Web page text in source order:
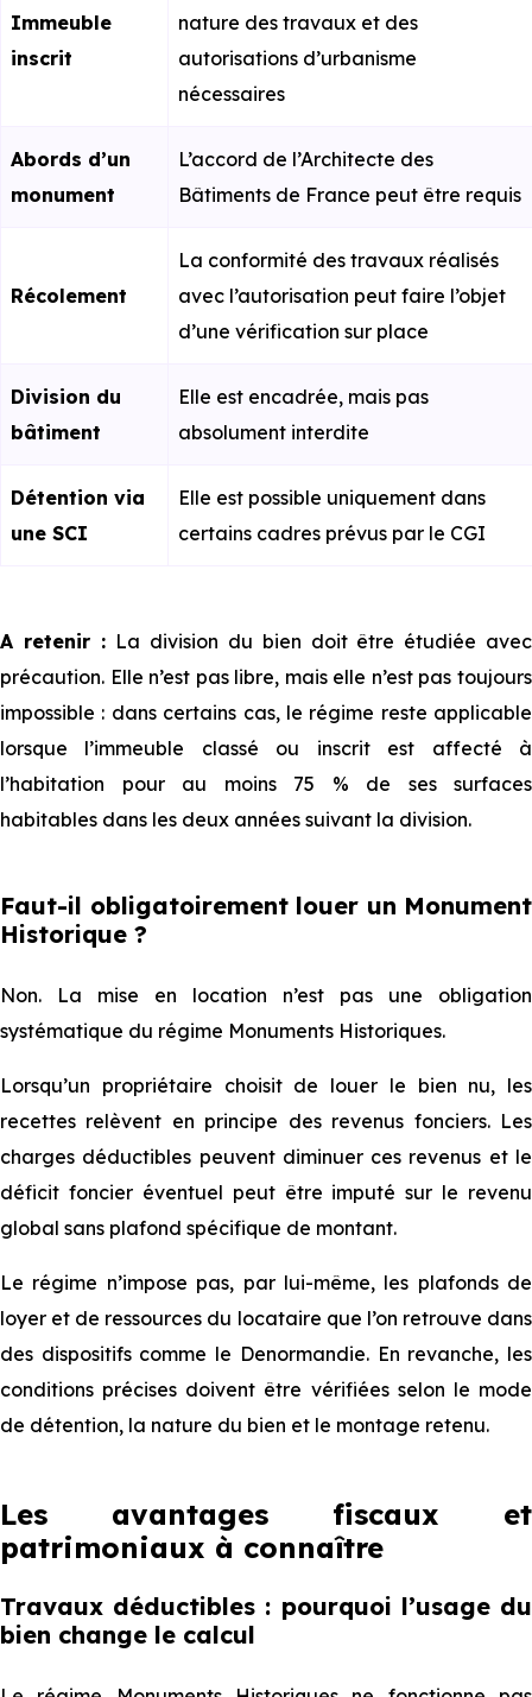
Immeuble
inscrit
nature des travaux et des
autorisations d’urbanisme
nécessaires
Abords d’un
monument
L’accord de l’Architecte des
Bâtiments de France peut être requis
Récolement
La conformité des travaux réalisés
avec l’autorisation peut faire l’objet
d’une vérification sur place
Division du
bâtiment
Elle est encadrée, mais pas
absolument interdite
Détention via
une SCI
Elle est possible uniquement dans
certains cadres prévus par le CGI
A retenir : La division du bien doit être étudiée avec
précaution. Elle n’est pas libre, mais elle n’est pas toujours
impossible : dans certains cas, le régime reste applicable
lorsque l’immeuble classé ou inscrit est affecté à
l’habitation pour au moins 75 % de ses surfaces
habitables dans les deux années suivant la division.
Faut-il obligatoirement louer un Monument
Historique ?
Non. La mise en location n’est pas une obligation
systématique du régime Monuments Historiques.
Lorsqu’un propriétaire choisit de louer le bien nu, les
recettes relèvent en principe des revenus fonciers. Les
charges déductibles peuvent diminuer ces revenus et le
déficit foncier éventuel peut être imputé sur le revenu
global sans plafond spécifique de montant.
Le régime n’impose pas, par lui-même, les plafonds de
loyer et de ressources du locataire que l’on retrouve dans
des dispositifs comme le Denormandie. En revanche, les
conditions précises doivent être vérifiées selon le mode
de détention, la nature du bien et le montage retenu.
Les avantages fiscaux et
patrimoniaux à connaître
Travaux déductibles : pourquoi l’usage du
bien change le calcul